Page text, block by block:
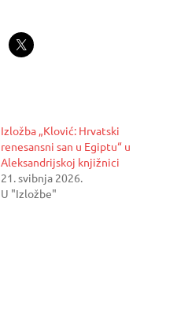
Izložba „Klović: Hrvatski
renesansni san u Egiptu“ u
Aleksandrijskoj knjižnici
21. svibnja 2026.
U "Izložbe"